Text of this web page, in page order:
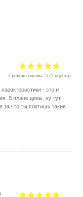
Средняя оценка:5 (1 оценка)
- это и
В плане цены, ну тут
за что ты платишь такие